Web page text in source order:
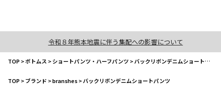
令和８年熊本地震に伴う集配への影響について
TOP>ボトムス >ショートパンツ・ハーフパンツ >バックリボンデニムショートパンツ
TOP>ブランド >branshes>バックリボンデニムショートパンツ